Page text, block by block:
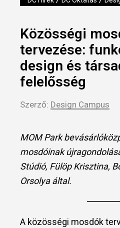
Közösségi
tervezése:
design és
felelősség
Szerző: Design Campus
MOM Park
mosdóinak
Stúdió, Fülöp Krisztina,
Orsolya által.
A közösségi mosdók